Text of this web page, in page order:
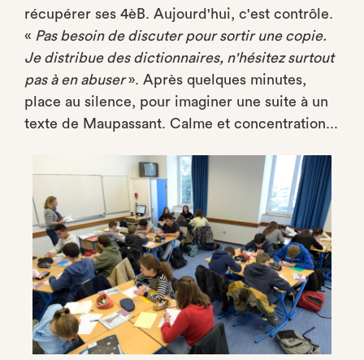
récupérer ses 4èB. Aujourd'hui, c'est contrôle.
« Pas besoin de discuter pour sortir une copie.
Je distribue des dictionnaires, n'hésitez surtout
pas à en abuser». Après quelques minutes,
place au silence, pour imaginer une suite à un
texte de Maupassant. Calme et concentration...